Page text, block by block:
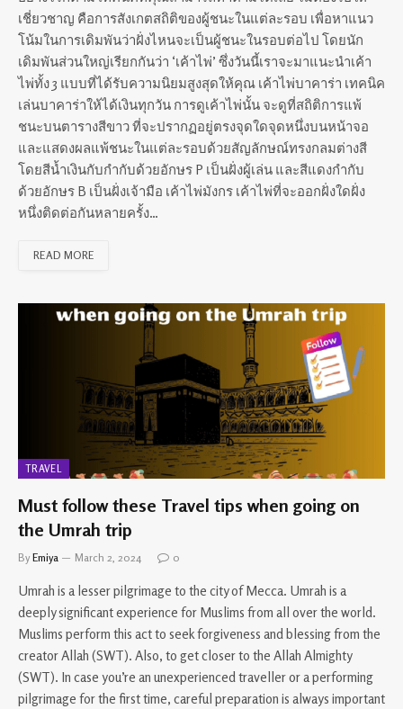
เชี่ยวชาญ คือการสังเกตสถิติของผู้ชนะในแต่ละรอบ เพื่อหาแนว
โน้มในการเดิมพันว่าฝั่งไหนจะเป็นผู้ชนะในรอบต่อไป โดยนัก
เดิมพันส่วนใหญ่เรียกกันว่า ‘เค้าไพ่’ ซึ่งวันนี้เราจะมาแนะนำเค้า
ไพ่ทั้ง 3 แบบที่ได้รับความนิยมสูงสุดให้คุณ เค้าไพ่บาคาร่า เทคนิค
เล่นบาคาร่าให้ได้เงินทุกวัน การดูเค้าไพ่นั้น จะดูที่สถิติการแพ้
ชนะบนตารางสีขาว ที่จะปรากฏอยู่ตรงจุดใดจุดหนึ่งบนหน้าจอ
และแสดงผลแพ้ชนะในแต่ละรอบด้วยสัญลักษณ์ทรงกลมต่างสี
โดยสีน้ำเงินกับกำกับด้วยอักษร P เป็นฝั่งผู้เล่น และสีแดงกำกับ
ด้วยอักษร B เป็นฝั่งเจ้ามือ เค้าไพ่มังกร เค้าไพ่ที่จะออกฝั่งใดฝั่ง
หนึ่งติดต่อกันหลายครั้ง…
READ MORE
TRAVEL
Must follow these Travel tips when going on
the Umrah trip
By Emiya March 2, 2024 0
Umrah is a lesser pilgrimage to the city of Mecca. Umrah is a
deeply significant experience for Muslims from all over the world.
Muslims perform this act to seek forgiveness and blessing from the
creator Allah (SWT). Also, to get closer to the Allah Almighty
(SWT). In case you’re an unexperienced traveller or a performing
pilgrimage for the first time, careful preparation is always important